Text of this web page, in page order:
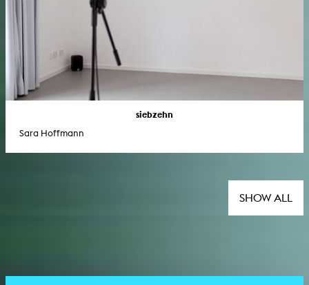
siebzehn
Sara Hoffmann
SHOW ALL